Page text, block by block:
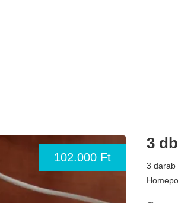
102.000 Ft
3
3 darab